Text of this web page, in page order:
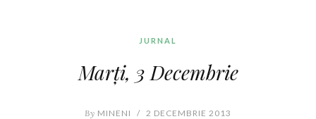
JURNAL
Marți, 3 Decembrie
By MINENI / 2 DECEMBRIE 2013